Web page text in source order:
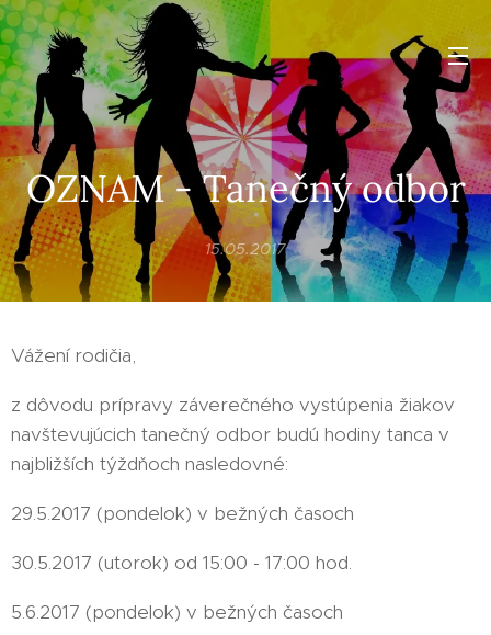
OZNAM - Tanečný odbor
15.05.2017
Vážení rodičia,
z dôvodu prípravy záverečného vystúpenia žiakov
navštevujúcich tanečný odbor budú hodiny tanca v
najbližších týždňoch nasledovné:
29.5.2017 (pondelok) v bežných časoch
30.5.2017 (utorok) od 15:00 - 17:00 hod.
5.6.2017 (pondelok) v bežných časoch